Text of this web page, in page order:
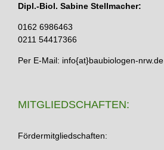
Dipl.-Biol. Sabine Stellmacher:
0162 6986463
0211 54417366
Per E-Mail: info{at}baubiologen-nrw.de
MITGLIEDSCHAFTEN:
Fördermitgliedschaften: